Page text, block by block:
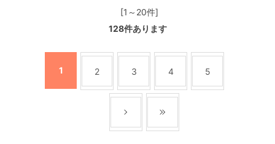
[1～20件]
128件あります
1 2 3 4 5